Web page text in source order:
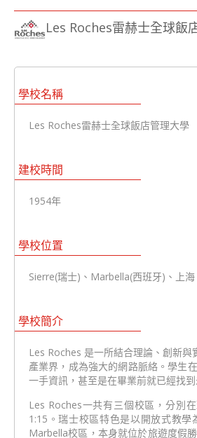
Les Roches雷赫士全球飯
學校名稱
Les Roches雷赫士全球飯店管理大學
建校時間
1954年
學校位置
Sierre(瑞士)、Marbella(西班牙)、上海
學校簡介
Les Roches 是一所結合理論、創新
產業界，成為強大的網路脈絡。學生
一手資訊，甚至是在畢業前就已經找
Les Roches一共有三個校區，分別
1:15。瑞士校區特色是以開放式教
Marbella校區，本身就位於旅遊度假